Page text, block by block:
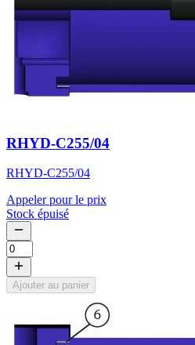
RHYD-C255/04
RHYD-C255/04
Appeler pour le prix
Stock épuisé
Ajouter au panier